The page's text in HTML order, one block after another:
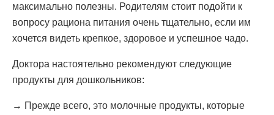
максимально полезны. Родителям стоит подойти к
вопросу рациона питания очень тщательно, если им
хочется видеть крепкое, здоровое и успешное чадо.
Доктора настоятельно рекомендуют следующие
продукты для дошкольников:
→ Прежде всего, это молочные продукты, которые